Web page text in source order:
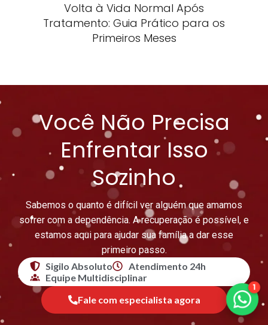
Volta à Vida Normal Após
Tratamento: Guia Prático para os
Primeiros Meses
Você Não Precisa
Enfrentar Isso
Sozinho
Sabemos o quanto é difícil ver alguém que amamos
sofrer com a dependência. A recuperação é possível, e
estamos aqui para ajudar sua família a dar esse
primeiro passo.
Sigilo Absoluto
Atendimento 24h
Equipe Multidisciplinar
Fale com especialista agora
1